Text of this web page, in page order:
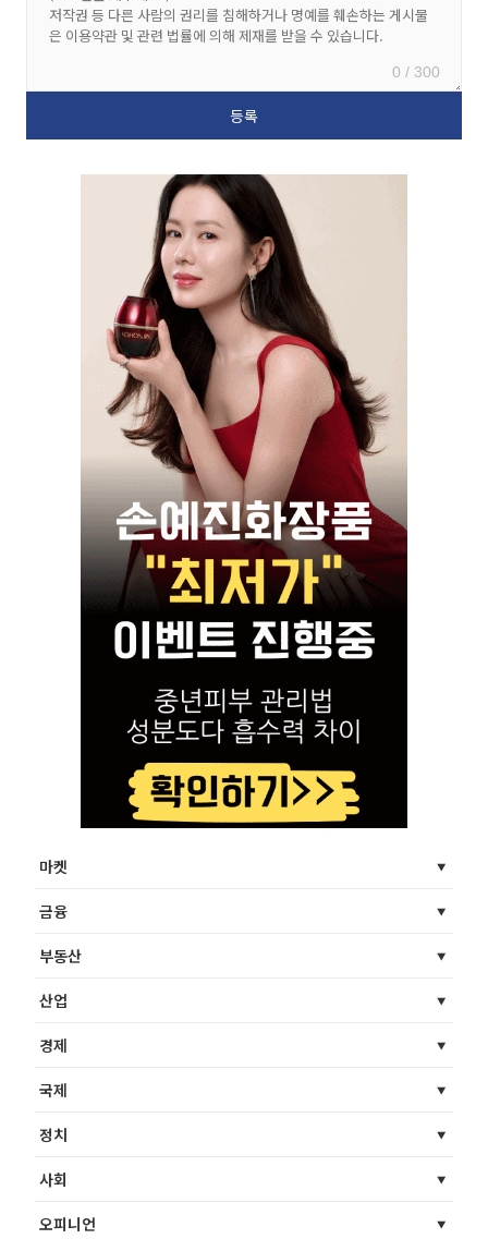
0 / 300
마켓
금융
부동산
산업
경제
국제
정치
사회
오피니언